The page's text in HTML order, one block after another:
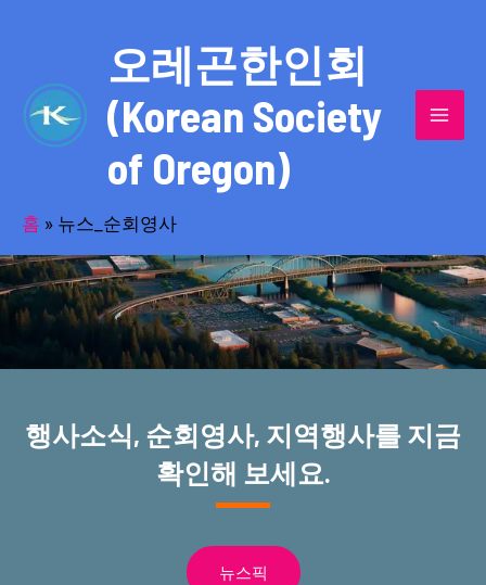
오레곤한인회
(Korean Society
of Oregon)
홈 » 뉴스_순회영사
반세기의 세월을 품고 동포사회를 섬겨온
오레곤한인회!
행사소식, 순회영사, 지역행사를 지금
확인해 보세요.
뉴스픽